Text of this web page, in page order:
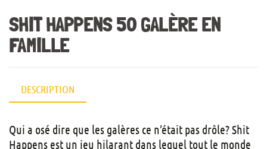
SHIT HAPPENS 50 GALÈRE EN
FAMILLE
DESCRIPTION
Qui a osé dire que les galères ce n’était pas drôle? Shit
Happens est un jeu hilarant dans lequel tout le monde